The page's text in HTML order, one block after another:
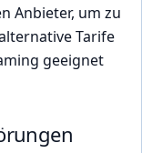
Anbieter, um zu
Tarife
geeignet